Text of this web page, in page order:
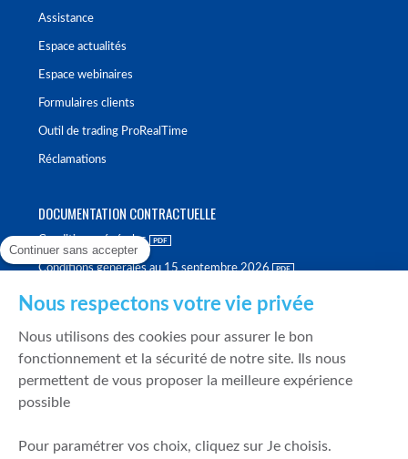
Assistance
Espace actualités
Espace webinaires
Formulaires clients
Outil de trading ProRealTime
Réclamations
DOCUMENTATION CONTRACTUELLE
Conditions générales
Conditions générales au 15 septembre 2026
Politique de meilleure sélection
Politique de durabilité
Fonds de garantie des dépôts et de résolution
Continuer sans accepter
Nous respectons votre vie privée
Nous utilisons des cookies pour assurer le bon
fonctionnement et la sécurité de notre site. Ils nous
permettent de vous proposer la meilleure expérience
possible
Pour paramétrer vos choix, cliquez sur Je choisis.